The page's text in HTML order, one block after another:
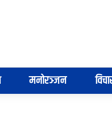
मनोरञ्जन